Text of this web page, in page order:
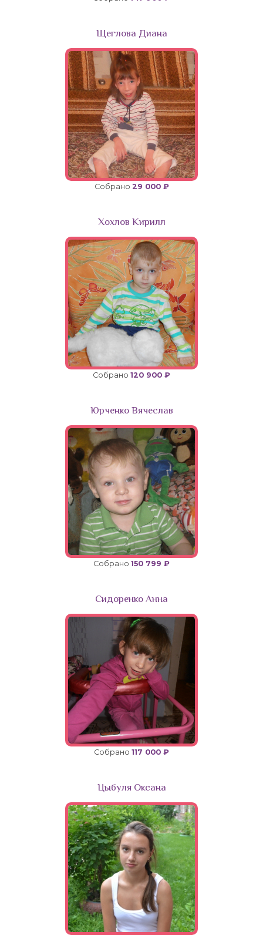
Щеглова Диана
Собрано 29 000 ₽
Хохлов Кирилл
Собрано 120 900 ₽
Юрченко Вячеслав
Собрано 150 799 ₽
Сидоренко Анна
Собрано 117 000 ₽
Цыбуля Оксана